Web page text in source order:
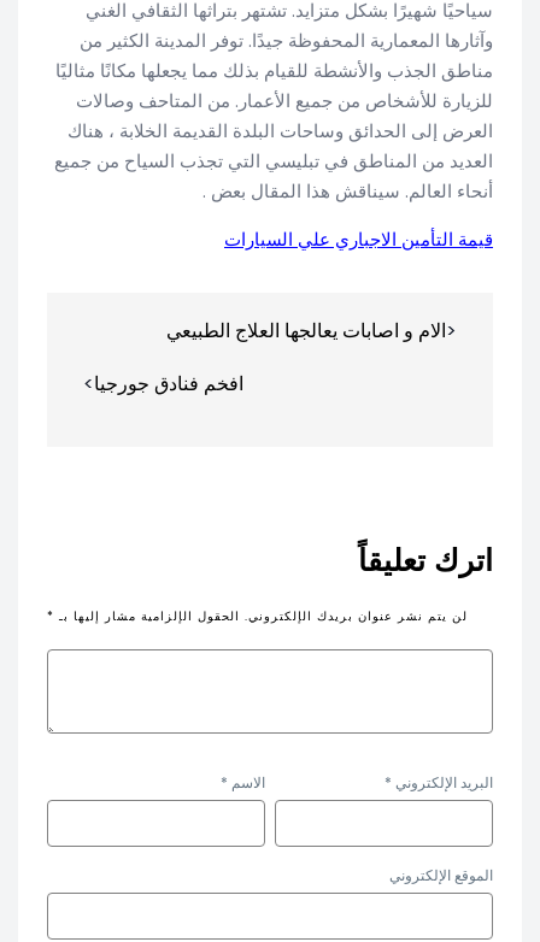
سياحيًا شهيرًا بشكل متزايد. تشتهر بتراثها الثقافي الغني
وآثارها المعمارية المحفوظة جيدًا. توفر المدينة الكثير من
مناطق الجذب والأنشطة للقيام بذلك مما يجعلها مكانًا مثاليًا
للزيارة للأشخاص من جميع الأعمار. من المتاحف وصالات
العرض إلى الحدائق وساحات البلدة القديمة الخلابة ، هناك
العديد من المناطق في تبليسي التي تجذب السياح من جميع
أنحاء العالم. سيناقش هذا المقال بعض .
قيمة التأمين الاجباري علي السيارات
المقالاتالام و اصابات يعالجها العلاج الطبيعي
افخم فنادق جورجيا
اترك تعليقاً
لن يتم نشر عنوان بريدك الإلكتروني. الحقول الإلزامية مشار إليها بـ *
الاسم * البريد الإلكتروني *
الموقع الإلكتروني